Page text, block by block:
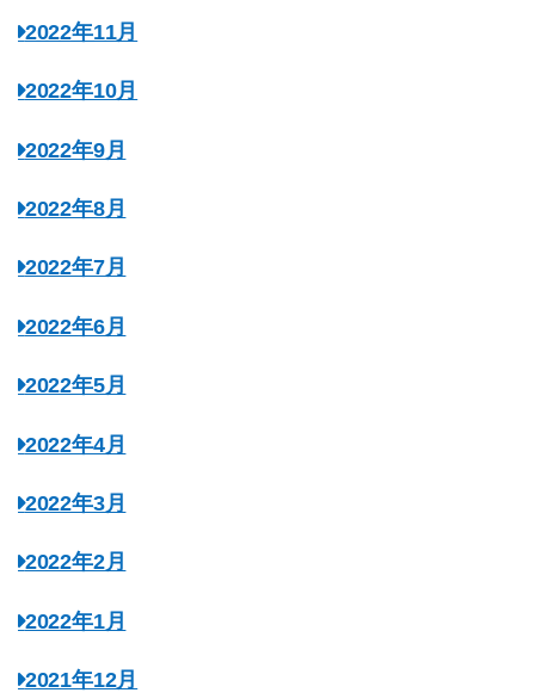
2022年11月
2022年10月
2022年9月
2022年8月
2022年7月
2022年6月
2022年5月
2022年4月
2022年3月
2022年2月
2022年1月
2021年12月